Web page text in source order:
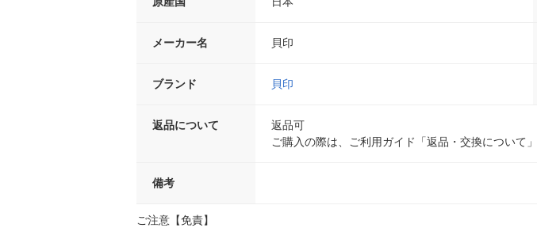
メーカー名 貝印
ブランド 貝印
返品について
返品可
ご購入の際は、ご利用ガイド「返品・交換について
備考
ご注意【免責】